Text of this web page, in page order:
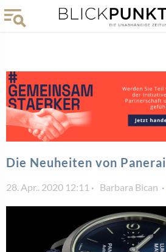
Die Neuheiten von Panerai
28. Apr.. 2020 12:11 Barbara Bican